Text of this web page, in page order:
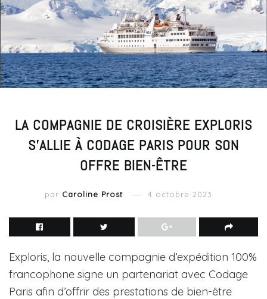
LA COMPAGNIE DE CROISIÈRE EXPLORIS
S’ALLIE À CODAGE PARIS POUR SON
OFFRE BIEN-ÊTRE
par Caroline Prost 4 octobre 2023
Exploris, la nouvelle compagnie d’expédition 100%
francophone signe un partenariat avec Codage
Paris afin d’offrir des prestations de bien-être